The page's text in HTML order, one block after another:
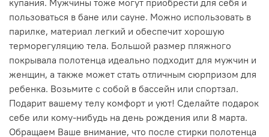
пользоваться в бане или сауне. Можно использовать в
парилке, материал легкий и обеспечит хорошую
терморегуляцию тела. Большой размер пляжного
покрывала полотенца идеально подходит для мужчин и
женщин, а также может стать отличным сюрпризом для
ребенка. Возьмите с собой в бассейн или спортзал.
Подарит вашему телу комфорт и уют! Сделайте подарок
себе или кому-нибудь на день рождения или 8 марта.
Обращаем Ваше внимание, что после стирки полотенца